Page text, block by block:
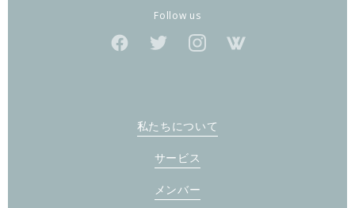
Follow us
私たちについて
サービス
メンバー